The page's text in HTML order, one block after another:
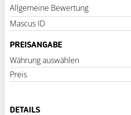
Allgemeine Bewertung
Mascus ID
PREISANGABE
Währung auswählen
Preis
DETAILS